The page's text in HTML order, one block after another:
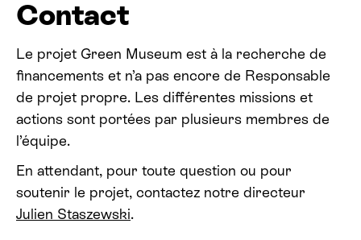
Contact
Le projet Green Museum est à la recherche de
financements et n’a pas encore de Responsable
de projet propre. Les différentes missions et
actions sont portées par plusieurs membres de
l’équipe.
En attendant, pour toute question ou pour
soutenir le projet, contactez notre directeur
Julien Staszewski.